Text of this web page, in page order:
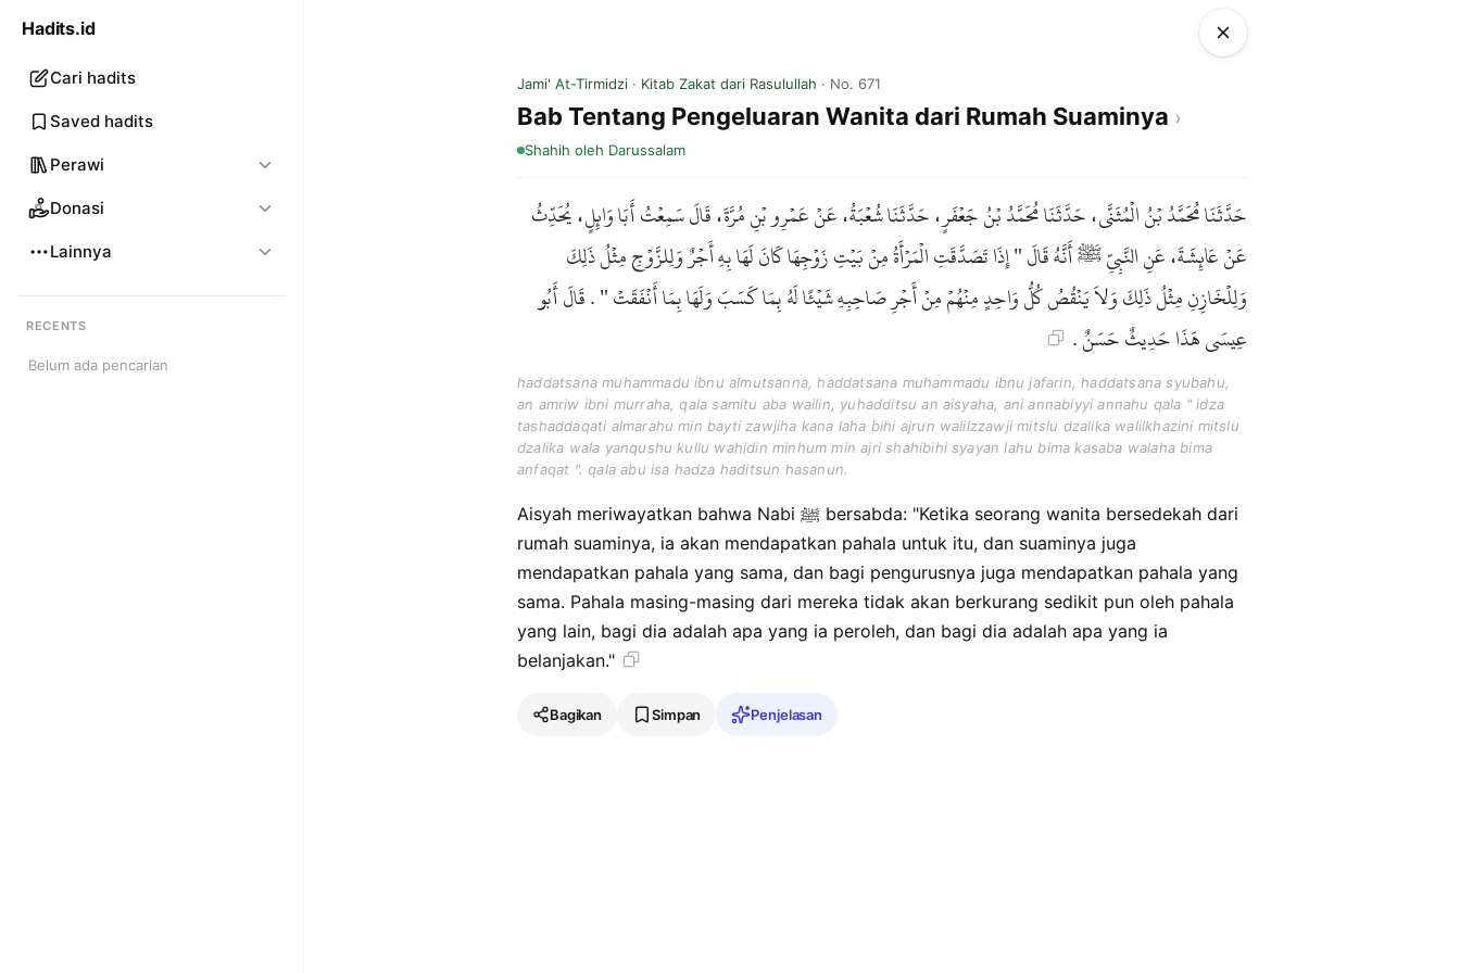
Hadits.id
Cari hadits
Saved hadits
Perawi
Donasi
Lainnya
RECENTS
Belum ada pencarian
Jami' At-Tirmidzi · Kitab Zakat dari Rasulullah · No. 671
Bab Tentang Pengeluaran Wanita dari Rumah Suaminya
Shahih oleh Darussalam
حَدَّثَنَا مُحَمَّدُ بْنُ الْمُثَنَّى، حَدَّثَنَا مُحَمَّدُ بْنُ جَعْفَرٍ، حَدَّثَنَا شُعْبَةُ، عَنْ عَمْرِو بْنِ مُرَّةَ، قَالَ سَمِعْتُ أَبَا وَائِلٍ، يُحَدِّثُ
عَنْ عَائِشَةَ، عَنِ النَّبِيِّ ﷺ أَنَّهُ قَالَ " إِذَا تَصَدَّقَتِ الْمَرْأَةُ مِنْ بَيْتِ زَوْجِهَا كَانَ لَهَا بِهِ أَجْرٌ وَلِلزَّوْجِ مِثْلُ ذَلِكَ
وَلِلْخَازِنِ مِثْلُ ذَلِكَ وَلاَ يَنْقُصُ كُلُّ وَاحِدٍ مِنْهُمْ مِنْ أَجْرِ صَاحِبِهِ شَيْئًا لَهُ بِمَا كَسَبَ وَلَهَا بِمَا أَنْفَقَتْ " . قَالَ أَبُو
عِيسَى هَذَا حَدِيثٌ حَسَنٌ .
haddatsana muhammadu ibnu almutsanna, haddatsana muhammadu ibnu jafarin, haddatsana syubahu,
an amriw ibni murraha, qala samitu aba wailin, yuhadditsu an aisyaha, ani annabiyyi annahu qala " idza
tashaddaqati almarahu min bayti zawjiha kana laha bihi ajrun walilzzawji mitslu dzalika walilkhazini mitslu
dzalika wala yanqushu kullu wahidin minhum min ajri shahibihi syayan lahu bima kasaba walaha bima
anfaqat ". qala abu isa hadza haditsun hasanun.
Aisyah meriwayatkan bahwa Nabi ﷺ bersabda: "Ketika seorang wanita bersedekah dari
rumah suaminya, ia akan mendapatkan pahala untuk itu, dan suaminya juga
mendapatkan pahala yang sama, dan bagi pengurusnya juga mendapatkan pahala yang
sama. Pahala masing-masing dari mereka tidak akan berkurang sedikit pun oleh pahala
yang lain, bagi dia adalah apa yang ia peroleh, dan bagi dia adalah apa yang ia
belanjakan."
Bagikan Simpan Penjelasan